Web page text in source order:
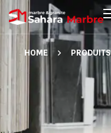
HOME PRODUITS